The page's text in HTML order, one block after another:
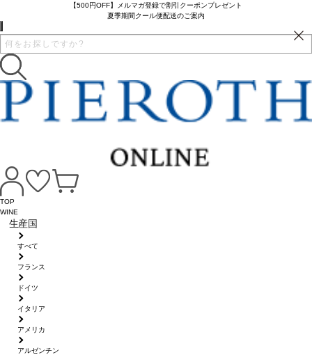
【500円OFF】メルマガ登録で割引クーポンプレゼント
夏季期間クール便配送のご案内
TOP
WINE
生産国
すべて
フランス
ドイツ
イタリア
アメリカ
アルゼンチン